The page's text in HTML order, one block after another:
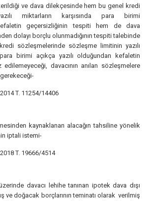
ve dava dilekçesinde hem bu genel kredi
miktarların karşısında para birimi
geçersizliğinin tespiti hem de dava
dolayı borçlu olunmadığının tespiti talebinde
sözleşmelerinde sözleşme limitinin yazılı
birimi açıkça yazılı olduğundan kefaletin
davacının anılan sözleşmelere
T. 11254/14406
kaynaklanan alacağın tahsiline yönelik
iptali istemi-
T. 19666/4514
üzerinde davacı lehihe tanınan ipotek dava dışı
ve doğacak borçlarının teminatı olarak verilmiş